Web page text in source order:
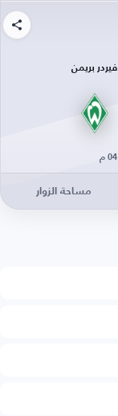
فيردر بريمن
مساحة الزوار